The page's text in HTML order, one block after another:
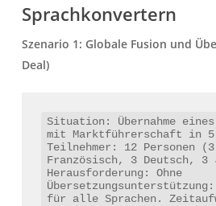
Sprachkonvertern
Szenario 1: Globale Fusion und
Deal)
Situation: Übernahme eines
mit Marktführerschaft in 5
Teilnehmer: 12 Personen
Französisch, 3 Deutsch, 3
Herausforderung: Ohne
für alle Sprachen.